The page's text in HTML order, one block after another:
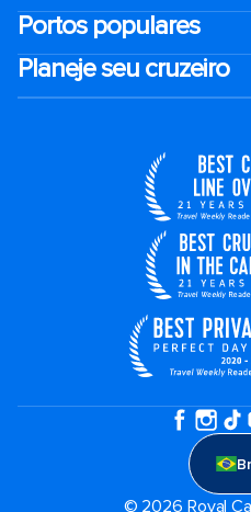
Portos populares
Planeje seu cruzeiro
© 2026 Royal